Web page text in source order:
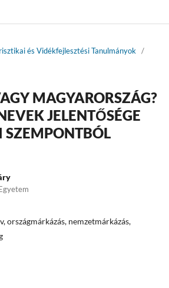
és Vidékfejlesztési Tanulmányok /
MAGYARORSZÁG?
JELENTŐSÉGE
országmárkázás, nemzetmárkázás,